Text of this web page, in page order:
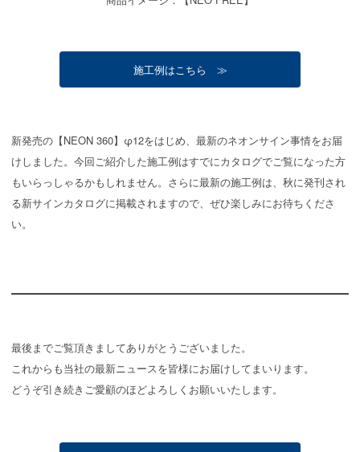
施工例はこちら ≫
新発売の【NEON 360】φ12をはじめ、最新のネオンサイン事情をお届
けしました。今回ご紹介した施工例はすでにカタログでご覧になった方
もいらっしゃるかもしれません。さらに最新の施工例は、秋に発刊され
る新サインカタログに掲載されますので、ぜひ楽しみにお待ちくださ
い。
最後までご覧頂きましてありがとうございました。
これからも当社の最新ニュースを皆様にお届けしてまいります。
どうぞ引き続きご愛顧のほどよろしくお願いいたします。